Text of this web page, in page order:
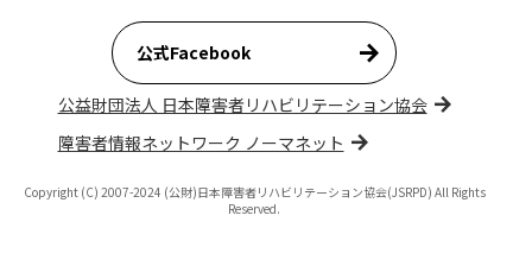
公式Facebook
公益財団法人 日本障害者リハビリテーション協会
障害者情報ネットワーク ノーマネット
Copyright (C) 2007-2024 (公財)日本障害者リハビリテーション協会(JSRPD) All Rights
Reserved.